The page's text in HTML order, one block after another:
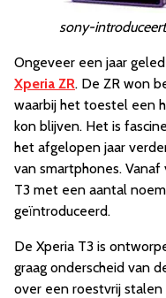
sony-
Ongeveer een jaar
Xperia ZR. De ZR won
waarbij het toestel een
kon blijven. Het is
het afgelopen jaar
van smartphones.
T3 met een aantal
geïntroduceerd.
De Xperia T3 is
graag onderscheid van
over een roestvrij